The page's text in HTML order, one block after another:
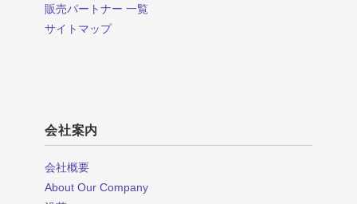
販売パートナー 一覧
サイトマップ
会社案内
会社概要
About Our Company